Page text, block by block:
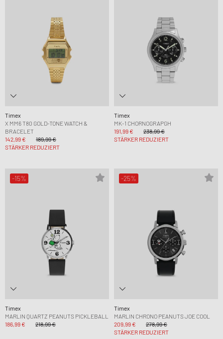
Timex
X MM6 T80 GOLD-TONE WATCH &
BRACELET
142,99 €
189,99 €
STÄRKER REDUZIERT
Timex
MK-1 CHORNOGRAPGH
191,99 €
238,99 €
STÄRKER REDUZIERT
-15%
Timex
MARLIN QUARTZ PEANUTS PICKLEBALL
186,99 €
218,99 €
-25%
Timex
MARLIN CHRONO PEANUTS JOE COOL
209,99 €
278,99 €
STÄRKER REDUZIERT